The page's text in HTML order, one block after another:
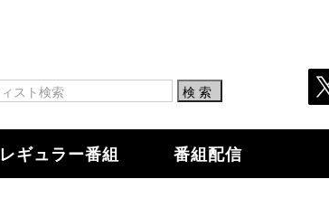
レギュラー番組 番組配信